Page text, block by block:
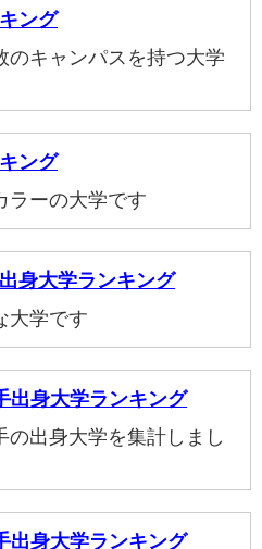
ング
のキャンパスを持つ大学
ング
ラーの大学です
身大学ランキング
大学です
出身大学ランキング
の出身大学を集計しまし
出身大学ランキング